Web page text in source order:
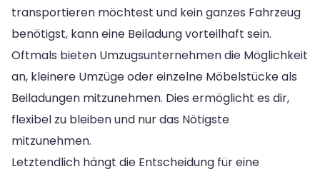
transportieren möchtest und kein ganzes Fahrzeug
benötigst, kann eine Beiladung vorteilhaft sein.
Oftmals bieten Umzugsunternehmen die Möglichkeit
an, kleinere Umzüge oder einzelne Möbelstücke als
Beiladungen mitzunehmen. Dies ermöglicht es dir,
flexibel zu bleiben und nur das Nötigste
mitzunehmen.
Letztendlich hängt die Entscheidung für eine